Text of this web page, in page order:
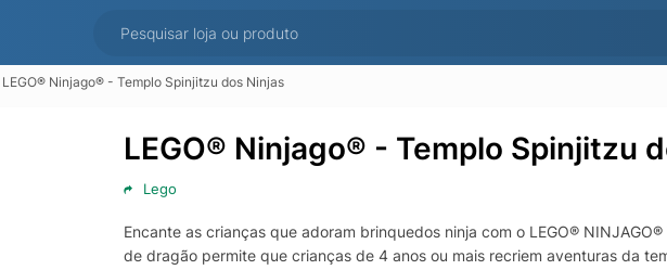
LEGO® Ninjago® - Templo Spinjitzu dos Ninjas
LEGO® Ninjago® - Templo Spinjitzu
Lego
Encante as crianças que adoram brinquedos ninja com o LEGO®
de dragão permite que crianças de 4 anos ou mais recriem aventuras da